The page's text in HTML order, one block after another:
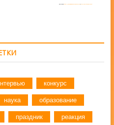
конкурс
наука образование
праздник реакция